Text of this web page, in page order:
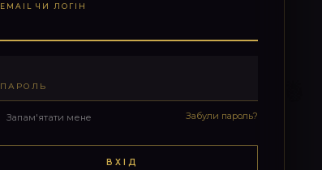
EMAIL ЧИ ЛОГІН
ПАРОЛЬ
Запам'ятати мене Забули пароль?
ВХІД